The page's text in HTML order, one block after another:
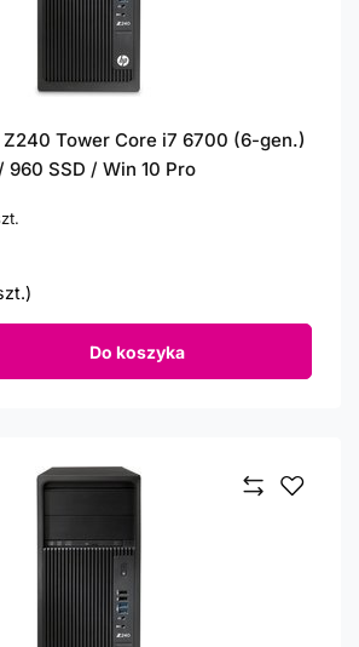
Z240 Tower Core i7 6700 (6-gen.)
960 SSD / Win 10 Pro
Do koszyka